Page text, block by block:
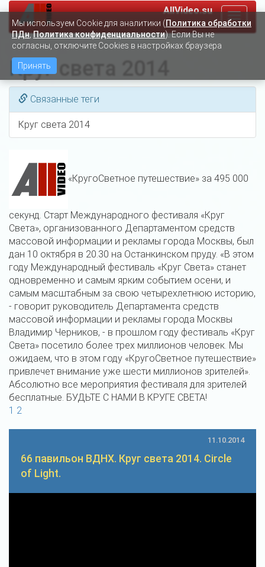
AllVideo.su
Круг света 2014
Связанные теги
Круг света 2014
«КругоСветное путешествие» за 495 000
секунд. Старт Международного фестиваля «Круг
Света», организованного Департаментом средств
массовой информации и рекламы города Москвы, был
дан 10 октября в 20.30 на Останкинском пруду. «В этом
году Международный фестиваль «Круг Света» станет
одновременно и самым ярким событием осени, и
самым масштабным за свою четырехлетнюю историю,
- говорит руководитель Департамента средств
массовой информации и рекламы города Москвы
Владимир Черников, - в прошлом году фестиваль «Круг
Света» посетило более трех миллионов человек. Мы
ожидаем, что в этом году «КругоСветное путешествие»
привлечет внимание уже шести миллионов зрителей».
Абсолютно все мероприятия фестиваля для зрителей
бесплатные. БУДЬТЕ С НАМИ В КРУГЕ СВЕТА!
1 2
11.10.2014
66 павильон ВДНХ. Круг света 2014. Circle
of Light.
Мы используем Сookie для аналитики (Политика обработки
ПДн,Политика конфиденциальности). Если Вы не
согласны, отключите Cookies в настройках браузера
Принять